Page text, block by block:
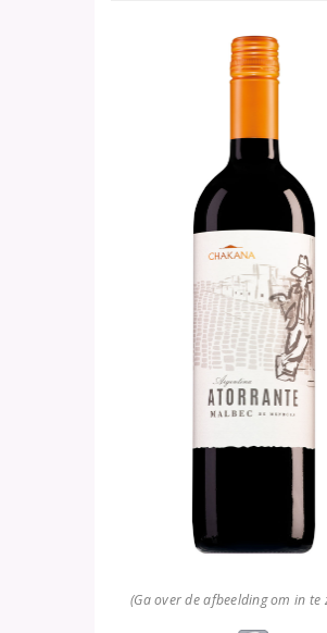
(Ga over de afbeelding om in te